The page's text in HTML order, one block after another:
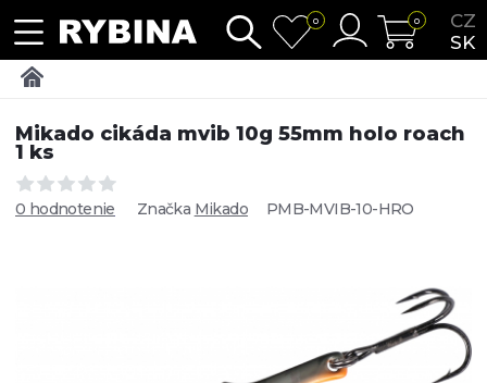
CZ
SK
0 0
Mikado cikáda mvib 10g 55mm holo roach
1 ks
0 hodnotenie Značka Mikado PMB-MVIB-10-HRO